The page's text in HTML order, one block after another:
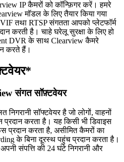
IP कैमरों को कॉन्फ़िगर करें। हमरे
मॉडल के लिए तैयार किया गया
तथा RTSP संगतता आपको प्लेटफॉर्म
करती है। चाहे घरेलू सुरक्षा के लिए हो
DVR के साथ Clearview कैमरे
करते हैं।
संगत सॉफ़्टवेयर
सॉफ्टवेयर है जो लोगों, वाहनों
करता है। यह किसी भी डिवाइस
प्रदान करता है, असीमित कैमरों का
के बिना दूरस्थ पहुंच प्रदान करता है।
संपत्ति की 24 घंटे निगरानी और